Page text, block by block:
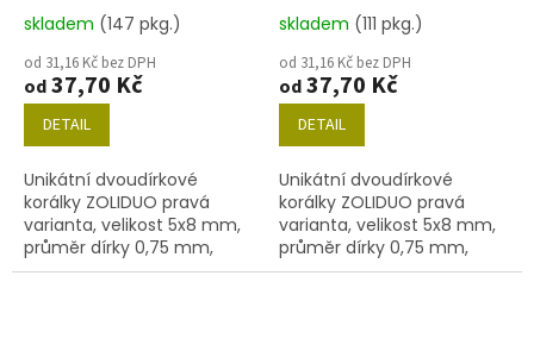
skladem (147 pkg.)
od 31,16 Kč bez DPH
od37,70 Kč
DETAIL
Unikátní dvoudírkové
korálky ZOLIDUO pravá
varianta, velikost 5x8 mm,
průměr dírky 0,75 mm,
obsah balení 20 ks nebo
skladem (111 pkg.)
od 31,16 Kč bez DPH
od37,70 Kč
DETAIL
Unikátní dvoudírkové
korálky ZOLIDUO pravá
varianta, velikost 5x8 mm,
průměr dírky 0,75 mm,
obsah balení 20 ks nebo